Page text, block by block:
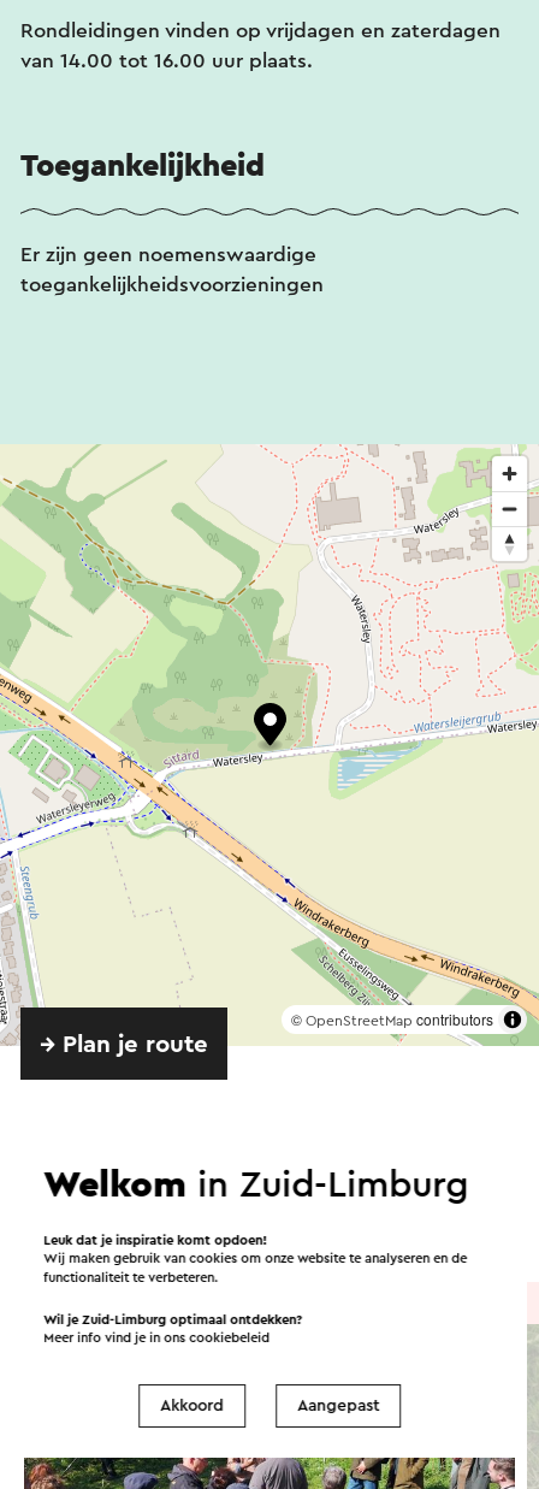
Rondleidingen vinden op vrijdagen en zaterdagen
van 14.00 tot 16.00 uur plaats.
Toegankelijkheid
Er zijn geen noemenswaardige
toegankelijkheidsvoorzieningen
© OpenStreetMap contributors
→ Plan je route
Georganiseerd door
Wijndomein Watersley
Welkom in Zuid-Limburg
Leuk dat je inspiratie komt opdoen!
Wij maken gebruik van cookies om onze website te analyseren en de
functionaliteit te verbeteren.
Wil je Zuid-Limburg optimaal ontdekken?
Meer info vind je in onscookiebeleid
Akkoord Aangepast